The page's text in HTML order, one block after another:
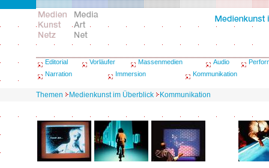
Editorial Vorläufer Massenmedien Audio
Narration
Immersion Kommunikation
Themen Medienkunst im Überblick Kommunikation